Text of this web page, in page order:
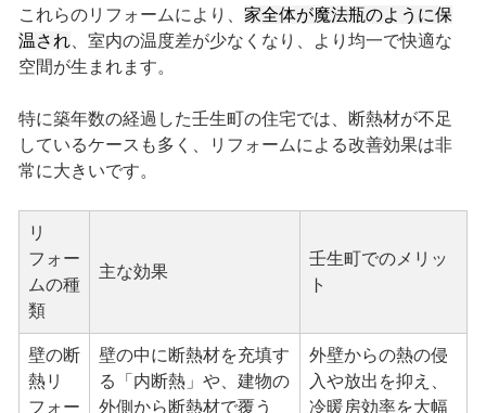
これらのリフォームにより、 家全体が魔法瓶のように保
温され、室内の温度差が少なくなり、より均一で快適な
空間が生まれます。
特に築年数の経過した壬生町の住宅では、断熱材が不足
しているケースも多く、リフォームによる改善効果は非
常に大きいです。
リ
フォー
ムの種
類
主な効果
壬生町でのメリッ
ト
壁の断
熱リ
フォー
壁の中に断熱材を充填す
る「内断熱」や、建物の
外側から断熱材で覆う
外壁からの熱の侵
入や放出を抑え、
冷暖房効率を大幅